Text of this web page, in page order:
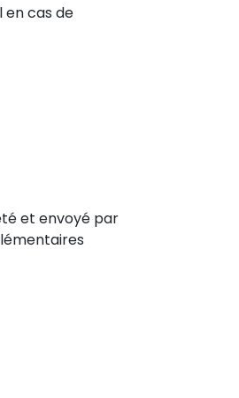
en cas de
et envoyé par